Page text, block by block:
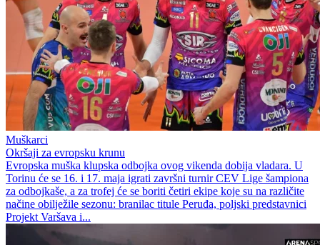
Muškarci
Okršaji za evropsku krunu
Evropska muška klupska odbojka ovog vikenda dobija vladara. U
Torinu će se 16. i 17. maja igrati završni turnir CEV Lige šampiona
za odbojkaše, a za trofej će se boriti četiri ekipe koje su na različite
načine obilježile sezonu: branilac titule Peruđa, poljski predstavnici
Projekt Varšava i...